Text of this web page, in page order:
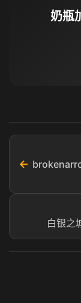
奶瓶
←
白银之